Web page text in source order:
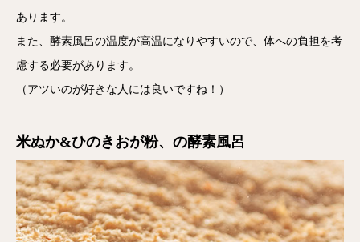
あります。
また、酵素風呂の温度が高温になりやすいので、体への負担を考
慮する必要があります。
（アツいのが好きな人には良いですね！）
米ぬか&ひのきおが粉、の酵素風呂